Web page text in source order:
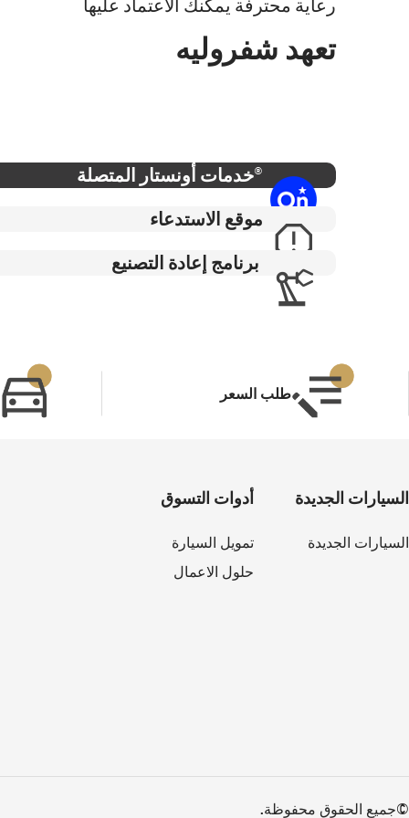
رعاية محترفة يمكنك الاعتماد عليها
تعهد شفروليه
®خدمات أونستار المتصلة
موقع الاستدعاء
برنامج إعادة التصنيع
طلب السعر
السيارات الجديدة
السيارات الجديدة
أدوات التسوق
تمويل السيارة
حلول الاعمال
©جميع الحقوق محفوظة.